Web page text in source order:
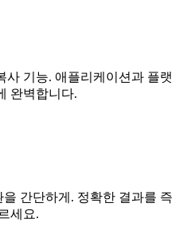
사 기능. 애플리케이션과 플랫
완벽합니다.
간단하게. 정확한 결과를 즉
세요.